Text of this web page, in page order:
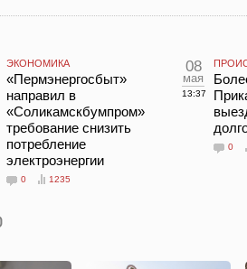
ЭКОНОМИКА
«Пермэнергосбыт»
направил в
«Соликамскбумпром»
требование снизить
потребление
электроэнергии
0 1235
08
мая
13:37
0